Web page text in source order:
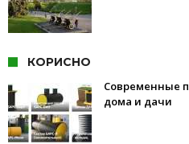
КОРИСНО
Современные
дома и дачи